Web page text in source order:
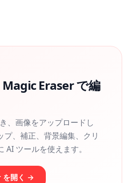
Eraser で編
、画像をアップロードし
プ、補正、背景編集、クリ
AI ツールを使えます。
を開く →